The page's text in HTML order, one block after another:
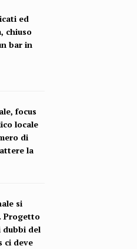
ed
chiuso
bar in
focus
locale
di
la
si
Progetto
dubbi del
ci deve